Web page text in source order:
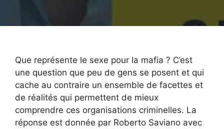
Que représente le sexe pour la mafia ? C’est
une question que peu de gens se posent et qui
cache au contraire un ensemble de facettes et
de réalités qui permettent de mieux
comprendre ces organisations criminelles. La
réponse est donnée par Roberto Saviano avec